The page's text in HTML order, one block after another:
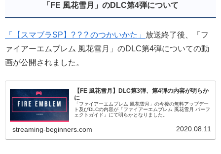
「FE 風花雪月」のDLC第4弾について
「【スマブラSP】? ? ? のつかいかた」 放送終了後、「フ
ァイアーエムブレム 風花雪月」のDLC第4弾についての動
画が公開されました。
【FE 風花雪月】DLC第3弾、第4弾の内容が明らか
に
「ファイアーエムブレム 風花雪月」の今後の無料アップデー
ト及びDLCの内容が「ファイアーエムブレム 風花雪月 パーフ
ェクトガイド」にて明らかとなりました。
streaming-beginners.com 2020.08.11